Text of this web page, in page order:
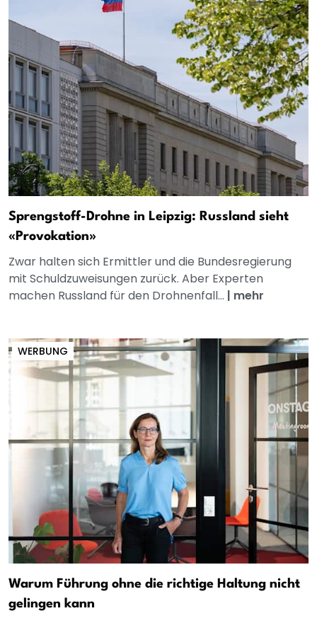
Sprengstoff-Drohne in Leipzig: Russland sieht
«Provokation»
Zwar halten sich Ermittler und die Bundesregierung
mit Schuldzuweisungen zurück. Aber Experten
machen Russland für den Drohnenfall... | mehr
WERBUNG
Warum Führung ohne die richtige Haltung nicht
gelingen kann